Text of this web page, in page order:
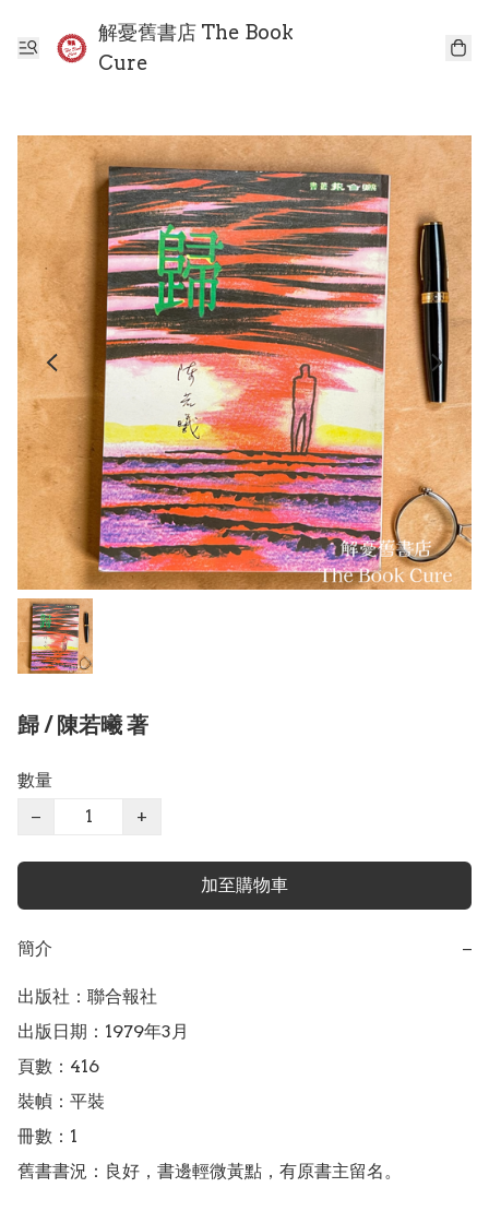
解憂舊書店 The Book
Cure
歸 / 陳若曦 著
數量
−
+
加至購物車
簡介 −
出版社：聯合報社
出版日期：1979年3月
頁數：416
裝幀：平裝
冊數：1
舊書書況：良好，書邊輕微黃點，有原書主留名。